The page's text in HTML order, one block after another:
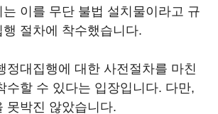
이를 무단 불법 설치물이라고 규
절차에 착수했습니다.
정대집행에 대한 사전절차를 마친
수할 수 있다는 입장입니다. 다만,
못박진 않았습니다.